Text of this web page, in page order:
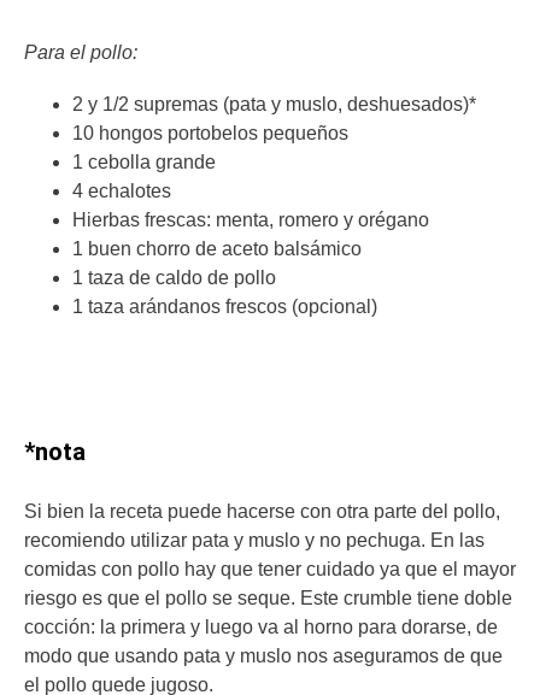
Para el pollo:
2 y 1/2 supremas (pata y muslo, deshuesados)*
10 hongos portobelos pequeños
1 cebolla grande
4 echalotes
Hierbas frescas: menta, romero y orégano
1 buen chorro de aceto balsámico
1 taza de caldo de pollo
1 taza arándanos frescos (opcional)
*nota
Si bien la receta puede hacerse con otra parte del pollo,
recomiendo utilizar pata y muslo y no pechuga. En las
comidas con pollo hay que tener cuidado ya que el mayor
riesgo es que el pollo se seque. Este crumble tiene doble
cocción: la primera y luego va al horno para dorarse, de
modo que usando pata y muslo nos aseguramos de que
el pollo quede jugoso.